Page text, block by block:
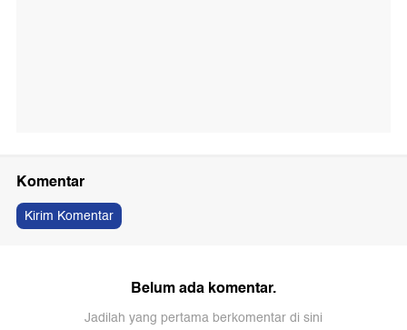
Komentar
Kirim Komentar
Belum ada komentar.
Jadilah yang pertama berkomentar di sini